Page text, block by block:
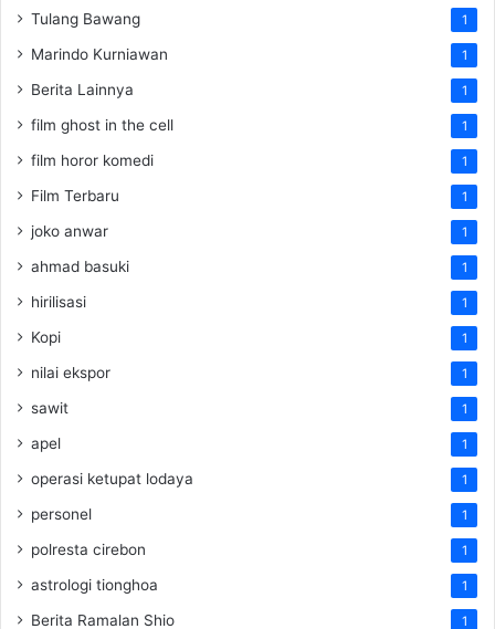
Tulang Bawang 1
Marindo Kurniawan 1
Berita Lainnya 1
film ghost in the cell 1
film horor komedi 1
Film Terbaru 1
joko anwar 1
ahmad basuki 1
hirilisasi 1
Kopi 1
nilai ekspor 1
sawit 1
apel 1
operasi ketupat lodaya 1
personel 1
polresta cirebon 1
astrologi tionghoa 1
Berita Ramalan Shio 1